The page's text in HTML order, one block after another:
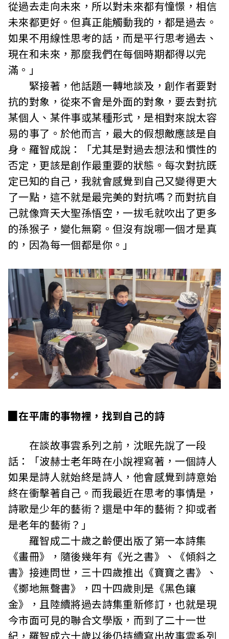
從過去走向未來，所以對未來都有憧憬，相信
未來都更好。但真正能觸動我的，都是過去。
如果不用線性思考的話，而是平行思考過去、
現在和未來，那麼我們在每個時期都得以完
滿。」
緊接著，他話題一轉地談及，創作者要對
抗的對象，從來不會是外面的對象，要去對抗
某個人、某件事或某種形式，是相對來說太容
易的事了。於他而言，最大的假想敵應該是自
身。羅智成說：「尤其是對過去想法和慣性的
否定，更該是創作最重要的狀態。每次對抗既
定已知的自己，我就會感覺到自己又變得更大
了一點，這不就是最完美的對抗嗎？而對抗自
己就像齊天大聖孫悟空，一拔毛就吹出了更多
的孫猴子，變化無窮。但沒有說哪一個才是真
的，因為每一個都是你。」
▉在平庸的事物裡，找到自己的詩
在談故事雲系列之前，沈眠先說了一段
話：「波赫士老年時在小說裡寫著，一個詩人
如果是詩人就始終是詩人，他會感覺到詩意始
終在衝擊著自己。而我最近在思考的事情是，
詩歌是少年的藝術？還是中年的藝術？抑或者
是老年的藝術？」
羅智成二十歲之齡便出版了第一本詩集
《畫冊》，隨後幾年有《光之書》、《傾斜之
書》接連問世，三十四歲推出《寶寶之書》、
《擲地無聲書》，四十四歲則是《黑色鑲
金》，且陸續將過去詩集重新修訂，也就是現
今市面可見的聯合文學版，而到了二十一世
紀，羅智成六十歲以後仍持續寫出故事雲系列